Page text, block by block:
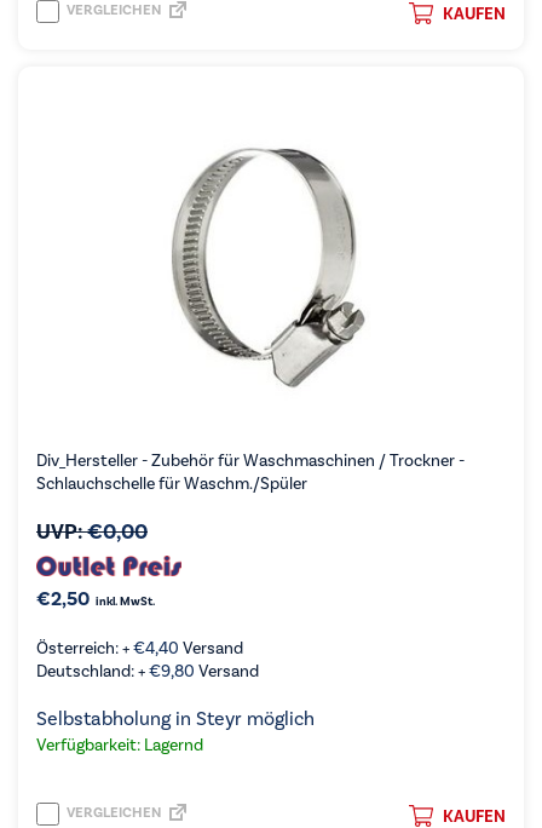
KAUFEN
VERGLEICHEN
Div_Hersteller - Zubehör für Waschmaschinen / Trockner -
Schlauchschelle für Waschm./Spüler
UVP:€0,00
€2,50 inkl. MwSt.
Österreich: +€4,40 Versand
Deutschland: +€9,80 Versand
Selbstabholung in Steyr möglich
Verfügbarkeit: Lagernd
KAUFEN
VERGLEICHEN